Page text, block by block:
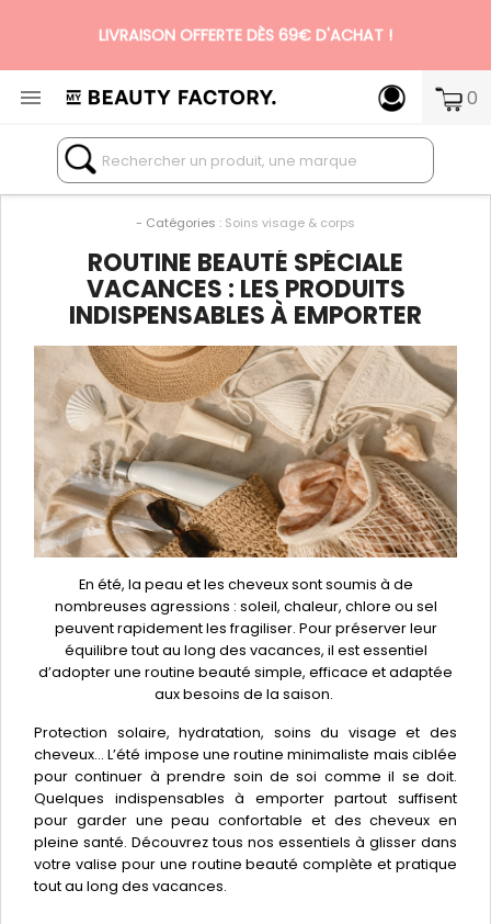
LIVRAISON OFFERTE DÈS 69€ D'ACHAT !
N°1 DES BOX BEAUTÉ PREMIUM SANS ENGAGEMENT
 0
- Catégories : Soins visage & corps
ROUTINE BEAUTÉ SPÉCIALE
VACANCES : LES PRODUITS
INDISPENSABLES À EMPORTER
En été, la peau et les cheveux sont soumis à de
nombreuses agressions : soleil, chaleur, chlore ou sel
peuvent rapidement les fragiliser. Pour préserver leur
équilibre tout au long des vacances, il est essentiel
d’adopter une routine beauté simple, efficace et adaptée
aux besoins de la saison.
Protection solaire, hydratation, soins du visage et des
cheveux… L’été impose une routine minimaliste mais ciblée
pour continuer à prendre soin de soi comme il se doit.
Quelques indispensables à emporter partout suffisent
pour garder une peau confortable et des cheveux en
pleine santé. Découvrez tous nos essentiels à glisser dans
votre valise pour une routine beauté complète et pratique
tout au long des vacances.